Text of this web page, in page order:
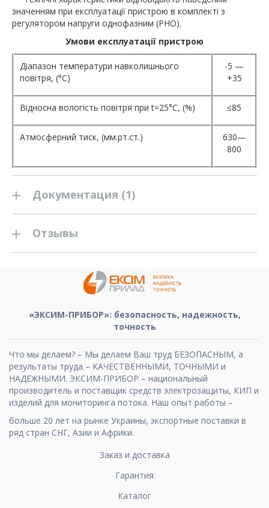
значенням при експлуатації пристрою в комплекті з
регулятором напруги однофазним (РНО).
Умови експлуатації пристрою
Діапазон температури навколишнього
повітря, (°С)
-5 —
+35
Відносна вологість повітря при t=25°C, (%) ≤85
Атмосферний тиск, (мм.рт.ст.)
630—
800
Документация (1)
Отзывы
«ЭКСИМ-ПРИБОР»: безопасность, надежность,
точность
Что мы делаем? – Мы делаем Ваш труд БЕЗОПАСНЫМ, а
результаты труда – КАЧЕСТВЕННЫМИ, ТОЧНЫМИ и
НАДЕЖНЫМИ. ЭКСИМ-ПРИБОР – национальный
производитель и поставщик средств электрозащиты, КИП и
изделий для мониторинга потока. Наш опыт работы –
больше 20 лет на рынке Украины, экспортные поставки в
ряд стран СНГ, Азии и Африки.
Заказ и доставка
Гарантия
Каталог